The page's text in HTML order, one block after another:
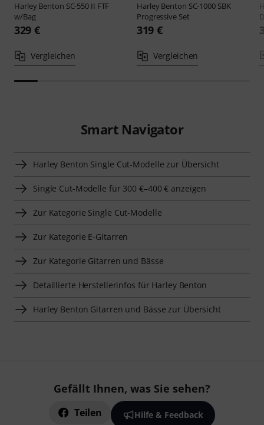
Harley Benton SC-550 II FTF
w/Bag
329 €
Vergleichen
Harley Benton SC-1000 SBK
Progressive Set
319 €
Vergleichen
Smart Navigator
Harley Benton Single Cut-Modelle zur Übersicht
Single Cut-Modelle für 300 €–400 € anzeigen
Zur Kategorie Single Cut-Modelle
Zur Kategorie E-Gitarren
Zur Kategorie Gitarren und Bässe
Detaillierte Herstellerinfos für Harley Benton
Harley Benton Gitarren und Bässe zur Übersicht
Gefällt Ihnen, was Sie sehen?
Teilen Hilfe & Feedback